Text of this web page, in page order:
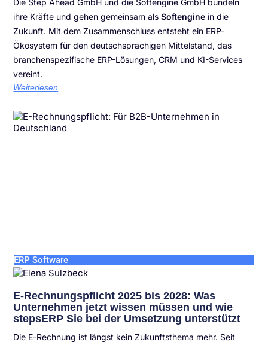
ihre Kräfte und gehen gemeinsam alsSoftengine in die
Zukunft. Mit dem Zusammenschluss entsteht ein ERP-
Ökosystem für den deutschsprachigen Mittelstand, das
branchenspezifische ERP-Lösungen, CRM und KI-Services
vereint.
Weiterlesen
ERP Software
E-Rechnungspflicht 2025 bis 2028: Was
Unternehmen jetzt wissen müssen und wie
stepsERP Sie bei der Umsetzung unterstützt
Die E-Rechnung ist längst kein Zukunftsthema mehr. Seit